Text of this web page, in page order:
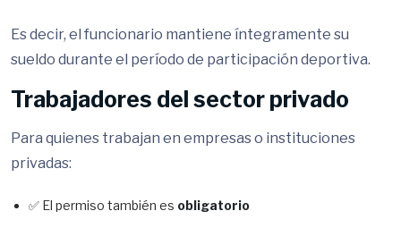
Es decir, el funcionario mantiene íntegramente su
sueldo durante el período de participación deportiva.
Trabajadores del sector privado
Para quienes trabajan en empresas o instituciones
privadas:
✅ El permiso también es obligatorio